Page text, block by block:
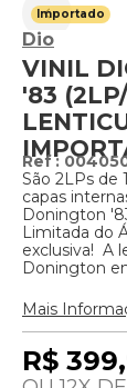
Importado
Dio
VINIL
'83
:
São 2LPs de
capas
Donington
Limitada do
exclusiva! A
Donington
Mais
R$ 399,